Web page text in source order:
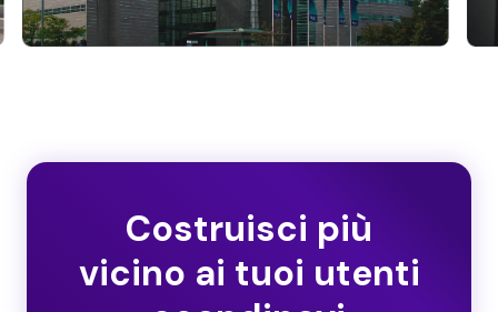
Costruisci più
vicino ai tuoi utenti